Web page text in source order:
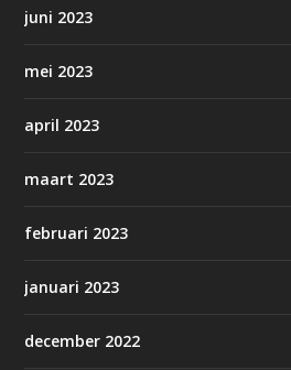
juni 2023
mei 2023
april 2023
maart 2023
februari 2023
januari 2023
december 2022